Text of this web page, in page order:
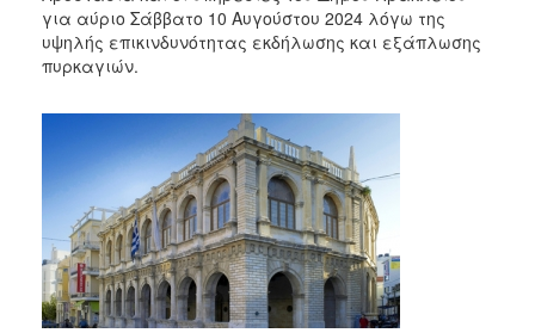
2019
2018
2015
2013
2012
2011
2010
για αύριο Σάββατο 10 Αυγούστου 2024 λόγω της
υψηλής επικινδυνότητας εκδήλωσης και εξάπλωσης
πυρκαγιών.